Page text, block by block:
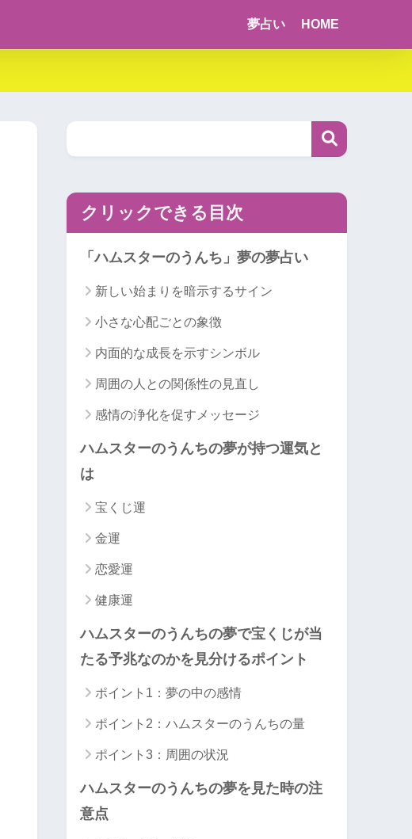
夢占い HOME
クリックできる目次
「ハムスターのうんち」夢の夢占い
新しい始まりを暗示するサイン
小さな心配ごとの象徴
内面的な成長を示すシンボル
周囲の人との関係性の見直し
感情の浄化を促すメッセージ
ハムスターのうんちの夢が持つ運気と
は
宝くじ運
金運
恋愛運
健康運
ハムスターのうんちの夢で宝くじが当
たる予兆なのかを見分けるポイント
ポイント1：夢の中の感情
ポイント2：ハムスターのうんちの量
ポイント3：周囲の状況
ハムスターのうんちの夢を見た時の注
意点